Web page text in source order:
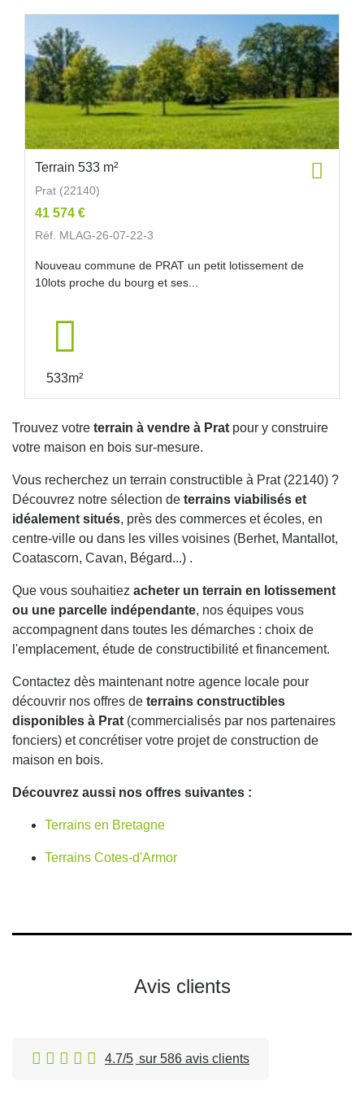
Terrain 533 m²
Prat (22140)
41 574 €
Réf. MLAG-26-07-22-3
Nouveau commune de PRAT un petit lotissement de
10lots proche du bourg et ses...
533m²
Trouvez votre terrain à vendre à Prat pour y construire
votre maison en bois sur-mesure.
Vous recherchez un terrain constructible à Prat (22140) ?
Découvrez notre sélection de terrains viabilisés et
idéalement situés, près des commerces et écoles, en
centre-ville ou dans les villes voisines (Berhet, Mantallot,
Coatascorn, Cavan, Bégard...) .
Que vous souhaitiez acheter un terrain en lotissement
ou une parcelle indépendante, nos équipes vous
accompagnent dans toutes les démarches : choix de
l'emplacement, étude de constructibilité et financement.
Contactez dès maintenant notre agence locale pour
découvrir nos offres de terrains constructibles
disponibles à Prat (commercialisés par nos partenaires
fonciers) et concrétiser votre projet de construction de
maison en bois.
Découvrez aussi nos offres suivantes :
Terrains en Bretagne
Terrains Cotes-d'Armor
Avis clients
4.7/5 sur 586 avis clients